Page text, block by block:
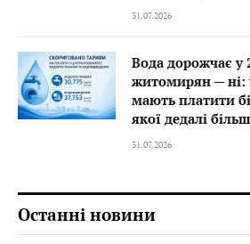
31.07.2026
Вода дорожчає у
житомирян — ні:
мають платити
якої дедалі
31.07.2026
Останні новини